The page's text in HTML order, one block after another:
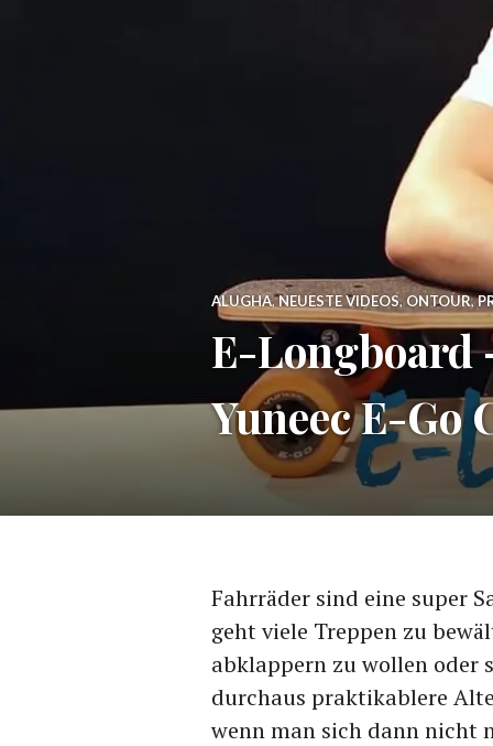
ALUGHA,NEUESTE VIDEOS, ONTOUR,
E-Longboard
Yuneec E-Go
Fahrräder sind eine super
geht viele Treppen zu
abklappern zu wollen oder
durchaus praktikablere
wenn man sich dann nicht